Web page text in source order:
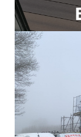
Wir verlegen
Laminat